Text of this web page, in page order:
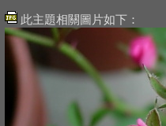
此主題相關圖片如下：